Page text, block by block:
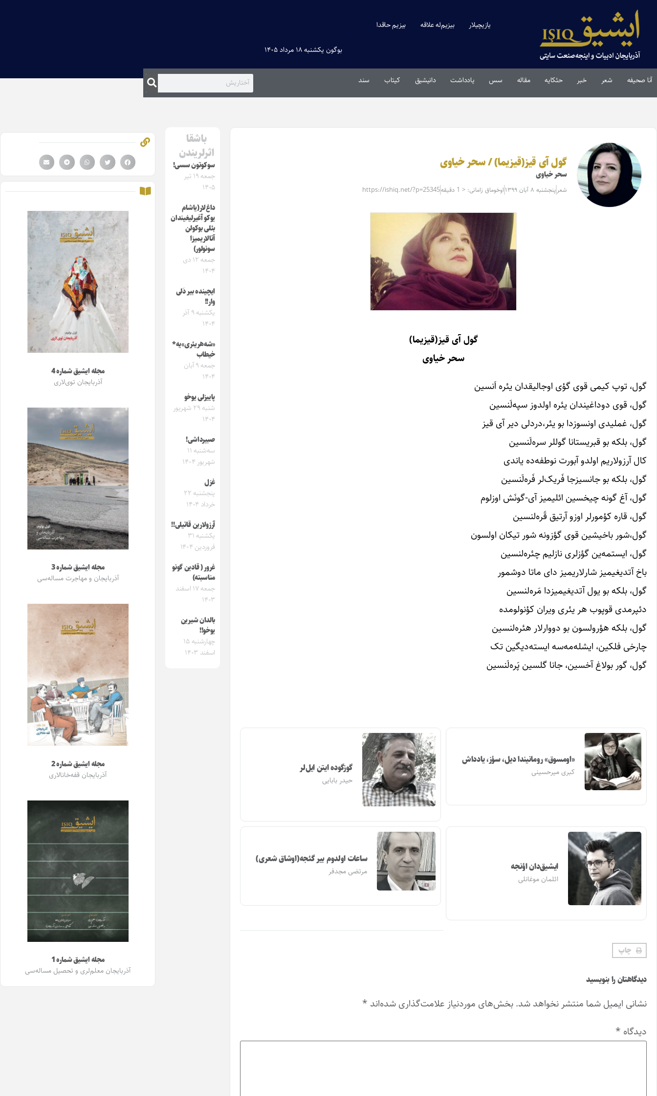
یازیچیلار بیزیم‌له علاقه بیزیم حاقدا
بوگون یکشنبه ۱۸ مرداد ۱۴۰۵
آنا صحیفه شعر خبر حئکایه مقاله‌ سس یادداشت دانیشیق کیتاب سند
گول آی قیز(قیزیما) / سحر خیاوی
سحر خیاوی
شعر پنجشنبه ۸ آبان ۱۳۹۹ اوخوماق زامانی: < 1 دقیقه https://ishiq.net/?p=25345
گول آی قیز(قیزیما)
سحر خیاوی
گول، توپ کیمی قوی گؤی اوجالیقدان یئره اَنسین
گول، قوی دوداغیندان یئره اولدوز سپه‌لَنسین
گول، غملیدی اونسوزدا بو یئر،دردلی دیر آی قیز
گول، بلکه بو قبریستانا گوللر سره‌لَنسین
کال آرزولاریم اولدو آبورت نوطفه‌ده یاندی
گول، بلکه بو جانسیزجا فَریک‌لر فَره‌لَنسین
گول، آغ گونه چیخسین ائلیمیز آی-گونَش اوزلوم
گول، قاره کؤمورلر اوزو آرتیق قَره‌لنسین
گول،شور باخیشین قوی گؤزونه شور تیکان اولسون
گول، ایستمه‌ین گؤزلری نازلیم چئره‌لنسین
باخ آتدیغیمیز شارلاریمیز دای ماتا دوشمور
گول، بلکه بو یول آتدیغیمیزدا مَره‌لنسین
دئپرمدی قوپوب هر یئری ویران کؤنولومده
گول، بلکه هؤرولسون بو دووارلار هئره‌لنسین
چارخی فلکین، ایشله‌مه‌سه ایسته‌دیگین تک
گول، گور بولاغ آخسین، جانا گلسین پَره‌لَنسین
«اومسوق» رومانیندا دیل، سؤز، یادداش
کبری میرحسینی گوزگوده ایتن ایل‌لر
حیدر بابایی
ایشیق‌دان اؤنجه
ائلمان موغانلی
ساعات اولدوم بیر گئجه(اوشاق شعری)
مرتضی مجدفر
چاپ
دیدگاهتان را بنویسید
نشانی ایمیل شما منتشر نخواهد شد. بخش‌های موردنیاز علامت‌گذاری شده‌اند *
دیدگاه *
باشقا
اثرلریندن
سوکوتون سسی!
جمعه ۱۹ تیر
۱۴۰۵
داغ‌لار(یاشام
یوکو آغیرلیغیندان
بئلی بوکولن
آتالاریمیزا
سونولور)
جمعه ۱۲ دی
۱۴۰۴
ایچینده بیر دَلی
وار!!
یکشنبه ۹ آذر
۱۴۰۴
«شه‌هر‌یئری»‌یه*
خیطاب
جمعه ۹ آبان
۱۴۰۴
پاییزلی یوخو
شنبه ۲۹ شهریور
۱۴۰۴
صبیرداشی!
سه‌شنبه ۱۱
شهریور ۱۴۰۴
غزل
پنجشنبه ۲۲
خرداد ۱۴۰۴
آرزولارین قاتیلی!!
یکشنبه ۳۱
فروردین ۱۴۰۴
غرور ( قادین گونو
مناسبته)
جمعه ۱۷ اسفند
۱۴۰۳
بالدان شیرین
یوخو!!
چهارشنبه ۱۵
اسفند ۱۴۰۳
مجله ایشیق شماره 4
آذربایجان توی‌لاری
مجله ایشیق شماره 3
آذربایجان و مهاجرت مساله‌سی
مجله ایشیق شماره 2
آذربایجان قفه‌خانالاری
مجله ایشیق شماره 1
آذربایجان معلم‌لری و تحصیل مساله‌سی